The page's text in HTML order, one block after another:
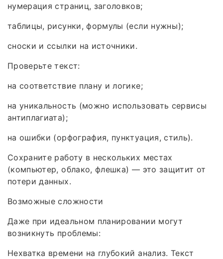
нумерация страниц, заголовков;
таблицы, рисунки, формулы (если нужны);
сноски и ссылки на источники.
Проверьте текст:
на соответствие плану и логике;
на уникальность (можно использовать сервисы
антиплагиата);
на ошибки (орфография, пунктуация, стиль).
Сохраните работу в нескольких местах
(компьютер, облако, флешка) — это защитит от
потери данных.
Возможные сложности
Даже при идеальном планировании могут
возникнуть проблемы:
Нехватка времени на глубокий анализ. Текст